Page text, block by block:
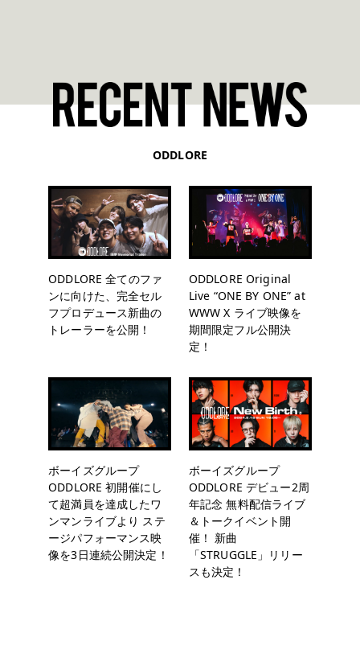
ODDLORE
ODDLORE 全てのファ
ンに向けた、完全セル
フプロデュース新曲の
トレーラーを公開！
ODDLORE Original
Live “ONE BY ONE” at
WWW X ライブ映像を
期間限定フル公開決
定！
ボーイズグループ
ODDLORE 初開催にし
て超満員を達成したワ
ンマンライブより ステ
ージパフォーマンス映
像を3日連続公開決定！
ボーイズグループ
ODDLORE デビュー2周
年記念 無料配信ライブ
＆トークイベント開
催！ 新曲
「STRUGGLE」リリー
スも決定！